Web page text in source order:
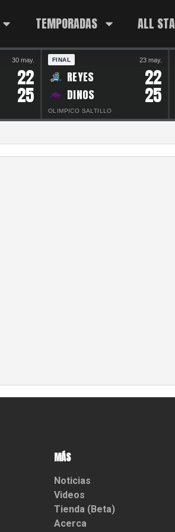
TEMPORADAS ALL
30 may.
22
25
FINAL 23 may.
REYES 22
DINOS 25
OLIMPICO SALTILLO
MÁS
Noticias
Videos
Tienda (Beta)
Acerca